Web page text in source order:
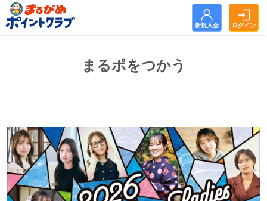
新規入会 ログイン
新規入会 ログイン
まるがめポイントクラブとは？
まるポをためる
まるポをつかう
まるポをつかう